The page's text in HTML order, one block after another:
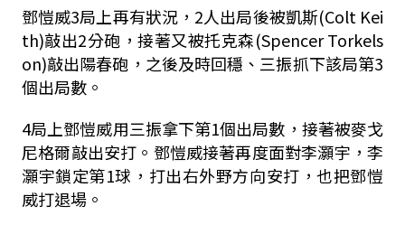
鄧愷威3局上再有狀況，2人出局後被凱斯(Colt Kei
th)敲出2分砲，接著又被托克森(Spencer Torkels
on)敲出陽春砲，之後及時回穩、三振抓下該局第3
個出局數。
4局上鄧愷威用三振拿下第1個出局數，接著被麥戈
尼格爾敲出安打。鄧愷威接著再度面對李灝宇，李
灝宇鎖定第1球，打出右外野方向安打，也把鄧愷
威打退場。